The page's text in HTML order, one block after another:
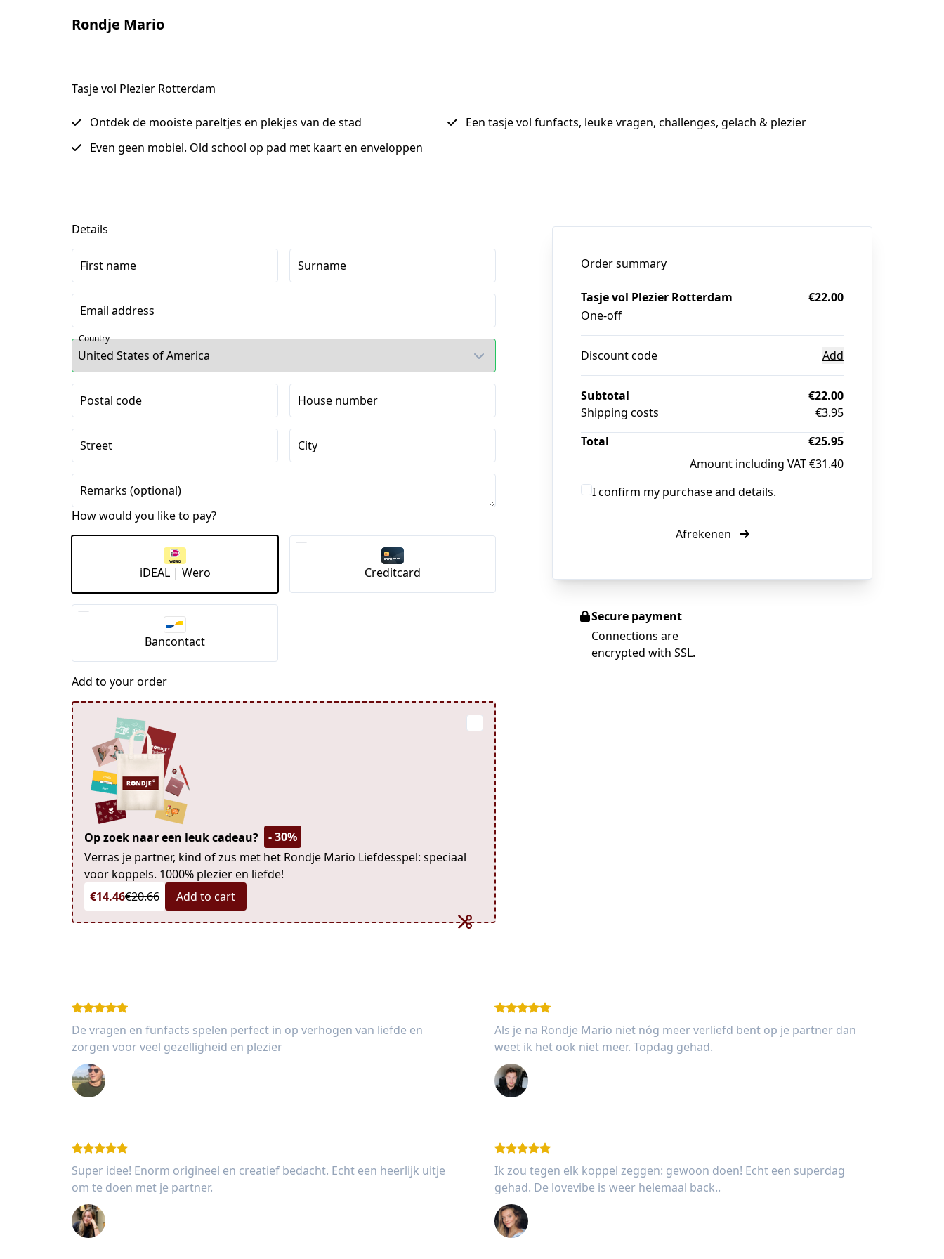
Rondje Mario
Tasje vol Plezier Rotterdam
Ontdek de mooiste pareltjes en plekjes van de stad
Een tasje vol funfacts, leuke vragen, challenges, gelach & plezier
Even geen mobiel. Old school op pad met kaart en enveloppen
Details
First name Surname
Email address
Country
Postal code House number
Street City
Remarks (optional)
How would you like to pay?
iDEAL | Wero Creditcard
Bancontact
Add to your order
Op zoek naar een leuk cadeau?
- 30%
Verras je partner, kind of zus met het Rondje Mario Liefdesspel: speciaal
voor koppels. 1000% plezier en liefde!
€14.46€20.66 Add to cart
Order summary
Tasje vol Plezier Rotterdam
One-off
€22.00
Discount code Add
Subtotal
€22.00
Shipping costs
€3.95
Total
€25.95
Amount including VAT €31.40
I confirm my purchase and details.
Afrekenen
Secure payment
Connections are
encrypted with SSL.
De vragen en funfacts spelen perfect in op verhogen van liefde en
zorgen voor veel gezelligheid en plezier
Als je na Rondje Mario niet nóg meer verliefd bent op je partner dan
weet ik het ook niet meer. Topdag gehad.
Super idee! Enorm origineel en creatief bedacht. Echt een heerlijk uitje
om te doen met je partner.
Ik zou tegen elk koppel zeggen: gewoon doen! Echt een superdag
gehad. De lovevibe is weer helemaal back..